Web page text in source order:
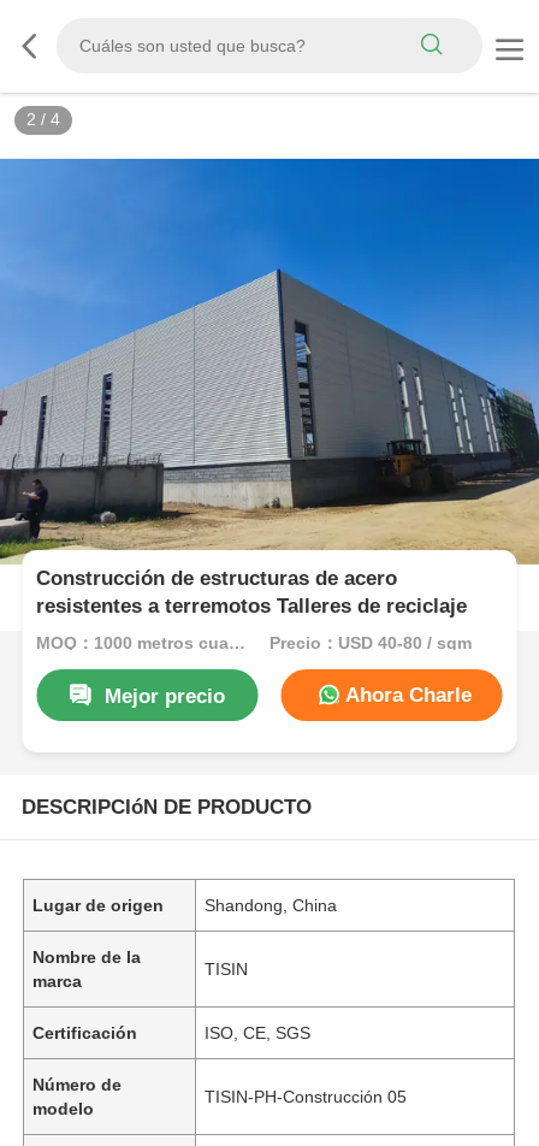
3 / 4
Construcción de estructuras de acero
resistentes a terremotos Talleres de reciclaje
MOQ：1000 metros cuadrados Precio：USD 40-80 / sqm
Mejor precio Ahora Charle
DESCRIPCIóN DE PRODUCTO
Lugar de origen Shandong, China
Nombre de la
marca
TISIN
Certificación ISO, CE, SGS
Número de
modelo
TISIN-PH-Construcción 05